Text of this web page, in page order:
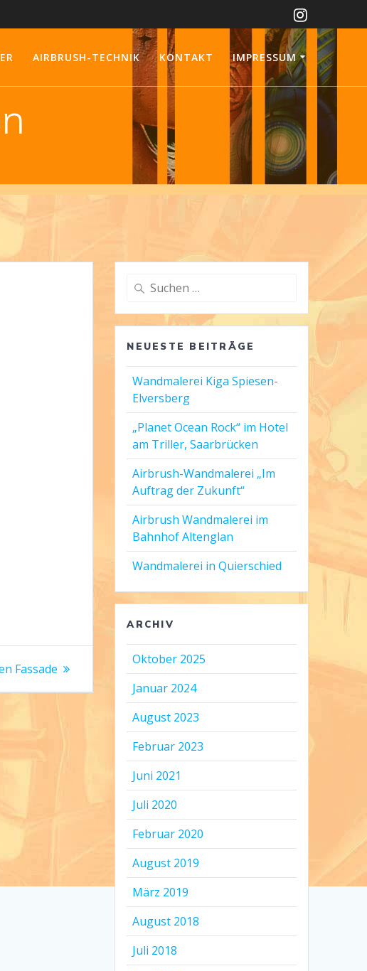
AIRBRUSH-TECHNIK KONTAKT IMPRESSUM
Fassade
Suchen
NEUESTE BEITRÄGE
Wandmalerei Kiga Spiesen-
Elversberg
„Planet Ocean Rock“ im Hotel
am Triller, Saarbrücken
Airbrush-Wandmalerei „Im
Auftrag der Zukunft“
Airbrush Wandmalerei im
Bahnhof Altenglan
Wandmalerei in Quierschied
ARCHIV
Oktober 2025
Januar 2024
August 2023
Februar 2023
Juni 2021
Juli 2020
Februar 2020
August 2019
März 2019
August 2018
Juli 2018